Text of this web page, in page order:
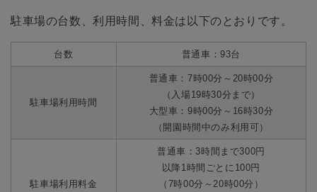
駐車場の台数、利用時間、料金は以下のとおりです。
台数 普通車：93台
駐車場利用時間
普通車：7時00分～20時00分
（入場19時30分まで）
大型車：9時00分～16時30分
（開園時間中のみ利用可）
駐車場利用料金
普通車：3時間まで300円
以降1時間ごとに100円
（7時00分～20時00分）